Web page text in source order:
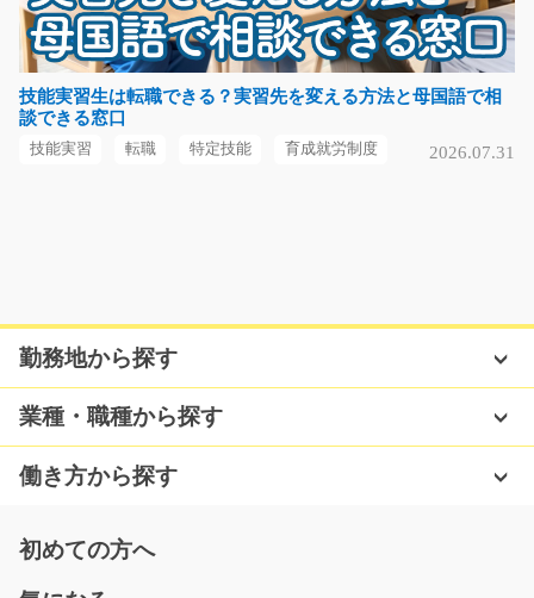
物流倉庫内での事務のお仕事/y03_01216
急募
大手企業でお仕事しよう♪物流倉庫での事務のお仕事で
す！未経験の方もブラ…
長期（3ヶ月以上）
倉庫内での家具用品の仕分けや配送準備/y03_0043
3
未経験の方の方も大歓迎！倉庫内で家具用品の仕分けや
配送準備！弊社スタ…
長期（3ヶ月以上）
時給1000円～
技能実習生は転職できる？実習先を変える方法と母国語で相
談できる窓口
技能実習 転職 特定技能 育成就労制度 2026.07.31
勤務地から探す
業種・職種から探す
働き方から探す
初めての方へ